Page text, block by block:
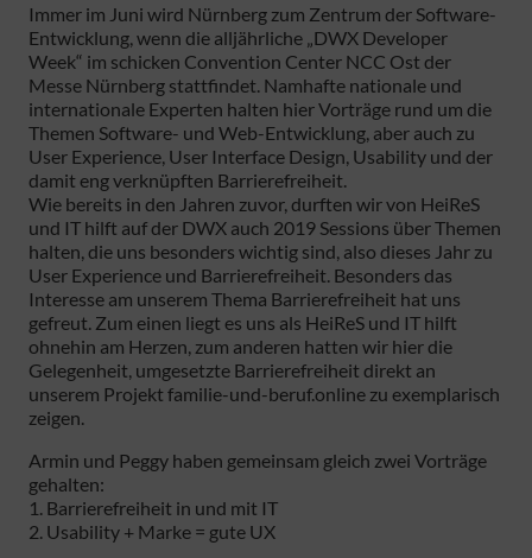
Immer im Juni wird Nürnberg zum Zentrum der Software-
Entwicklung, wenn die alljährliche „DWX Developer
Week“ im schicken Convention Center NCC Ost der
Messe Nürnberg stattfindet. Namhafte nationale und
internationale Experten halten hier Vorträge rund um die
Themen Software- und Web-Entwicklung, aber auch zu
User Experience, User Interface Design, Usability und der
damit eng verknüpften Barrierefreiheit.
Wie bereits in den Jahren zuvor, durften wir von HeiReS
und IT hilft auf der DWX auch 2019 Sessions über Themen
halten, die uns besonders wichtig sind, also dieses Jahr zu
User Experience und Barrierefreiheit. Besonders das
Interesse am unserem Thema Barrierefreiheit hat uns
gefreut. Zum einen liegt es uns als HeiReS und IT hilft
ohnehin am Herzen, zum anderen hatten wir hier die
Gelegenheit, umgesetzte Barrierefreiheit direkt an
unserem Projekt familie-und-beruf.online zu exemplarisch
zeigen.
Armin und Peggy haben gemeinsam gleich zwei Vorträge
gehalten:
1. Barrierefreiheit in und mit IT
2. Usability + Marke = gute UX